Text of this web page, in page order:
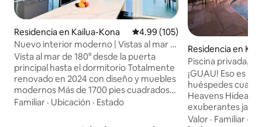
Residencia en Kailua-Kona Calificación promedio: 4.99 de
4.99 (105)
Nuevo interior moderno | Vistas al mar |
Jacuzzi | Terraza en el bosque
Vista al mar de 180° desde la puerta
principal hasta el dormitorio Totalmente
renovado en 2024 con diseño y muebles
modernos Más de 1700 pies cuadrados
en un lote de más de 12000 pies
Familiar · Ubicación · Estado
Residencia en
Piscina privada,
minutos de la
¡GUAU! Eso es lo
huéspedes
Heavens Hideaway.
exuberantes
frutales exóticos
Valor · Familiar ·